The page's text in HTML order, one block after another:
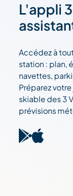
L'appli
Accédez à
station : plan,
navettes,
Préparez
skiable des 3
prévisions